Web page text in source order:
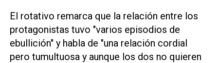
El rotativo remarca que la relación entre los
protagonistas tuvo "varios episodios de
ebullición" y habla de "una relación cordial
pero tumultuosa y aunque los dos no quieren